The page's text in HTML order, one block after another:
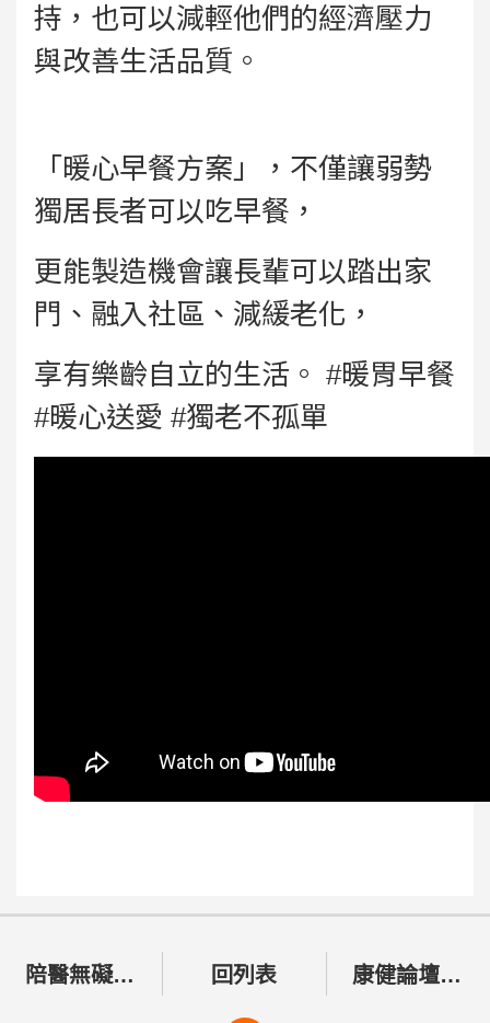
持，也可以減輕他們的經濟壓力
與改善生活品質。
「暖心早餐方案」，不僅讓弱勢
獨居長者可以吃早餐，
更能製造機會讓長輩可以踏出家
門、融入社區、減緩老化，
享有樂齡自立的生活。 #暖胃早餐
#暖心送愛 #獨老不孤單
陪醫無礙 愛要及時—陪同獨老安心就醫服務 回列表 康健論壇．2024超高齡社會終極解